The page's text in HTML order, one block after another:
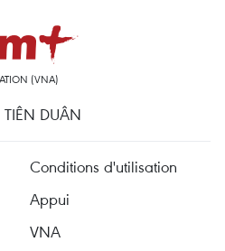
(VNA)
DUÂN
Conditions d'utilisation
Appui
VNA